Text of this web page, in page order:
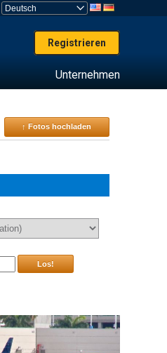
Registrieren
Unternehmen
↑ Fotos hochladen
Los!